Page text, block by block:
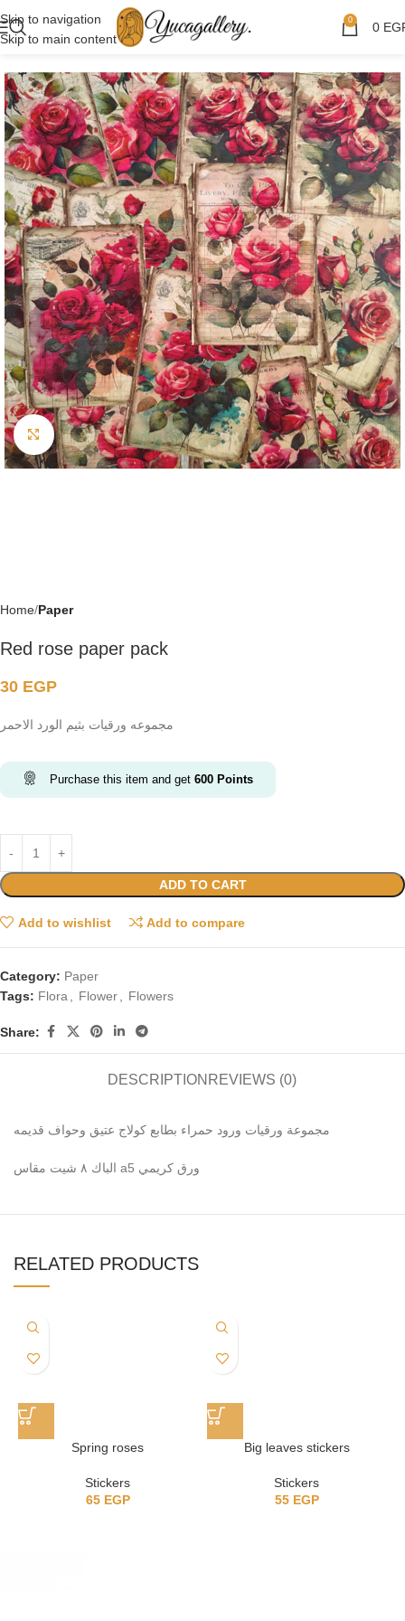
Skip to navigation
Skip to main content
0 0
Click to enlarge
Home Paper
Red rose paper pack
30 EGP
مجموعه ورقيات بثيم الورد الاحمر
Purchase this item and get 600 Points
ADD TO CART
Add to wishlist Add to compare
Category: Paper
Tags: Flora, Flower, Flowers
Share:
DESCRIPTION REVIEWS (0)
مجموعة ورقيات ورود حمراء بطابع كولاج عتيق وحواف قديمه
الباك ٨ شيت مقاس a5 ورق كريمي
RELATED PRODUCTS
Spring roses
Stickers
65 EGP
Big leaves stickers
Stickers
55 EGP